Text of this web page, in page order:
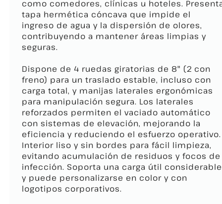
como comedores, clínicas u hoteles.
tapa hermética cóncava que impide el
ingreso de agua y la dispersión de olores,
contribuyendo a mantener áreas limpias y
seguras.
Dispone de 4 ruedas giratorias de 8" (2 con
freno) para un traslado estable, incluso con
carga total, y manijas laterales ergonómicas
para manipulación segura. Los laterales
reforzados permiten el vaciado automático
con sistemas de elevación, mejorando la
eficiencia y reduciendo el esfuerzo operativo.
Interior liso y sin bordes para fácil limpieza,
evitando acumulación de residuos y focos de
infección. Soporta una carga útil considerable
y puede personalizarse en color y con
logotipos corporativos.